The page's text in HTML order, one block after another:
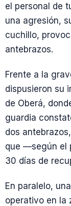
el personal de
una agresión,
cuchillo,
antebrazos.
Frente a la
dispusieron su
de Oberá,
guardia
dos
que —según el
30 días de
En paralelo,
operativo en la